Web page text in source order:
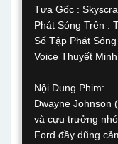
Tựa Gốc :
Phát Sóng Trên :
Số Tập Phát
Voice Thuyết
Nội Dung Phim:
Dwayne Johnson
và cựu trưởng
Ford đầy dũng